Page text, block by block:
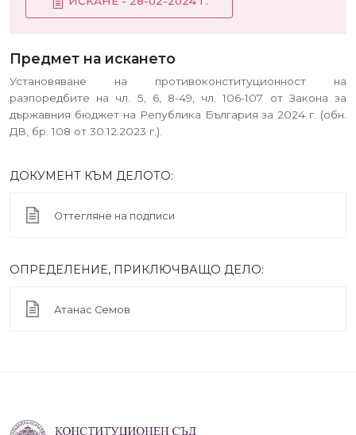
Предмет на искането
Установяване на противоконституционност на
разпоредбите на чл. 5, 6, 8-49, чл. 106-107 от Закона за
държавния бюджет на Република България за 2024 г. (обн.
ДВ, бр. 108 от 30.12.2023 г.).
ДОКУМЕНТ КЪМ ДЕЛОТО:
Оттегляне на подписи
ОПРЕДЕЛЕНИЕ, ПРИКЛЮЧВАЩО ДЕЛО:
Атанас Семов